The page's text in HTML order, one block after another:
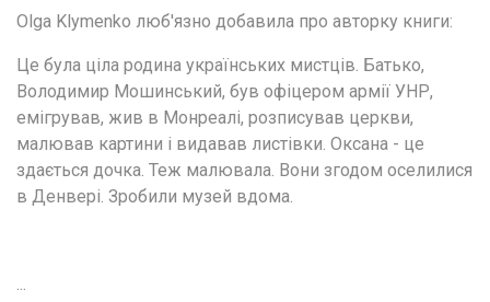
Olga Klymenko люб'язно добавила про авторку книги:
Це була ціла родина українських мистців. Батько,
Володимир Мошинський, був офіцером армії УНР,
емігрував, жив в Монреалі, розписував церкви,
малював картини і видавав листівки. Оксана - це
здається дочка. Теж малювала. Вони згодом оселилися
в Денвері. Зробили музей вдома.
...